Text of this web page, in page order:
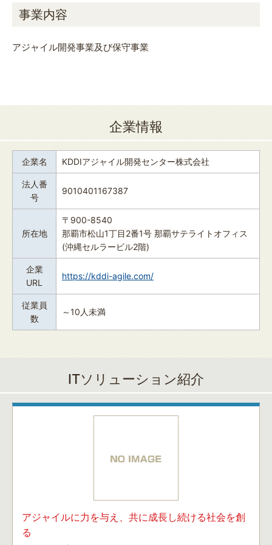
事業内容
アジャイル開発事業及び保守事業
企業情報
企業名 KDDIアジャイル開発センター株式会社
法人番
号
9010401167387
所在地
〒900-8540
那覇市松山1丁目2番1号 那覇サテライトオフィス
(沖縄セルラービル2階)
企業
URL
https://kddi-agile.com/
従業員
数
～10人未満
ITソリューション紹介
アジャイルに力を与え、共に成長し続ける社会を創
る